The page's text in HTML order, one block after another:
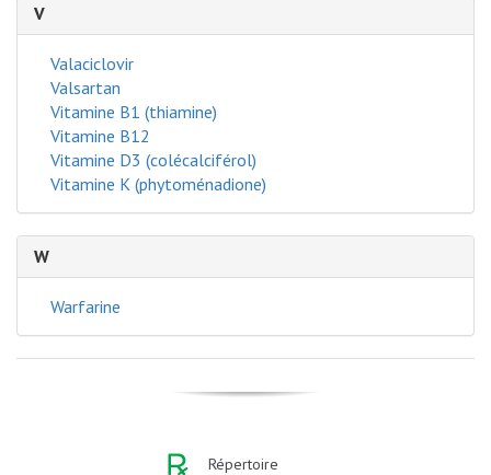
V
Valaciclovir
Valsartan
Vitamine B1 (thiamine)
Vitamine B12
Vitamine D3 (colécalciférol)
Vitamine K (phytoménadione)
W
Warfarine
Répertoire